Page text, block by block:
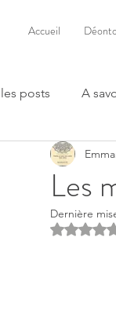
Accueil
posts A
Les
Dernière
Noté